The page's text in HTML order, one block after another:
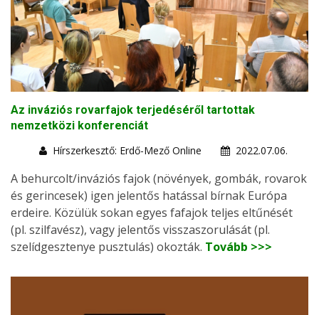
Az inváziós rovarfajok terjedéséről tartottak
nemzetközi konferenciát
Hírszerkesztő: Erdő-Mező Online
2022.07.06.
A behurcolt/inváziós fajok (növények, gombák, rovarok
és gerincesek) igen jelentős hatással bírnak Európa
erdeire. Közülük sokan egyes fafajok teljes eltűnését
(pl. szilfavész), vagy jelentős visszaszorulását (pl.
szelídgesztenye pusztulás) okozták. Tovább >>>